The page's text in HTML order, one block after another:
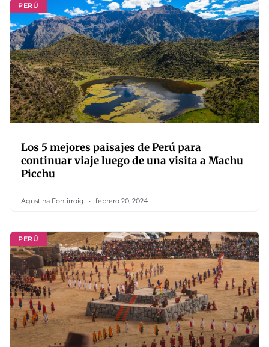
PERÚ
Los 5 mejores paisajes de Perú para
continuar viaje luego de una visita a Machu
Picchu
Agustina Fontirroig febrero 20, 2024
PERÚ